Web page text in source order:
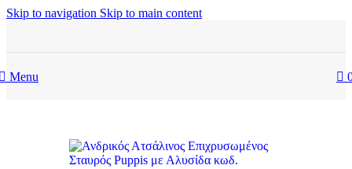
Skip to navigation Skip to main content
Menu